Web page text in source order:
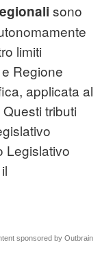
sono
limiti
Regione
applicata al
tributi
Legislativo
sponsored by Outbrain